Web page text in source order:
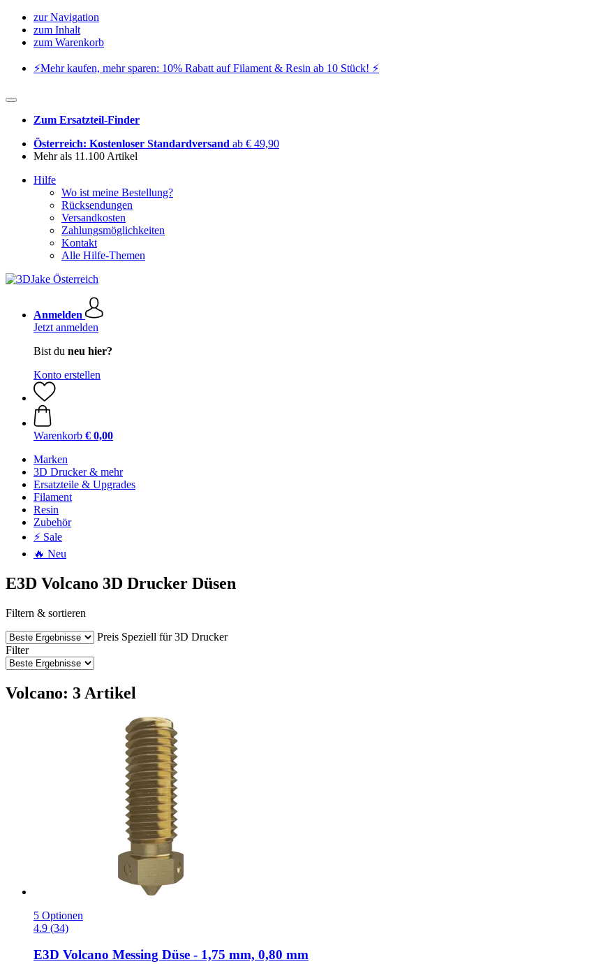
zur Navigation
zum Inhalt
zum Warenkorb
⚡️Mehr kaufen, mehr sparen: 10% Rabatt auf Filament & Resin ab 10 Stück! ⚡️
Zum Ersatzteil-Finder
Österreich: Kostenloser Standardversand ab € 49,90
Mehr als 11.100 Artikel
Hilfe
Wo ist meine Bestellung?
Rücksendungen
Versandkosten
Zahlungsmöglichkeiten
Kontakt
Alle Hilfe-Themen
Anmelden
Jetzt anmelden
Bist du neu hier?
Konto erstellen
Warenkorb € 0,00
Marken
3D Drucker & mehr
Ersatzteile & Upgrades
Filament
Resin
Zubehör
⚡ Sale
🔥 Neu
E3D Volcano 3D Drucker Düsen
Filtern & sortieren
Preis Speziell für 3D Drucker
Filter
Volcano: 3 Artikel
5 Optionen
4.9 (34)
E3D Volcano Messing Düse -​ 1,75 mm, 0,80 mm